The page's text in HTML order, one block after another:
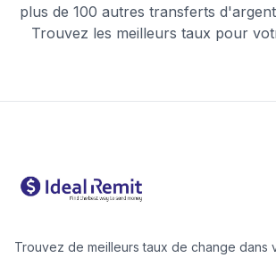
plus de 100 autres transferts
Trouvez les meilleurs taux pour
Trouvez de meilleurs taux de change dans